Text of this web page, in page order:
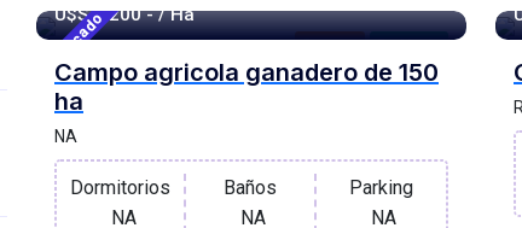
Destacado Campos For Venta
U$S 6.200- / Ha
Campo agricola ganadero de 150
ha
NA
Dormitorios
NA
Baños
NA
Parking
NA